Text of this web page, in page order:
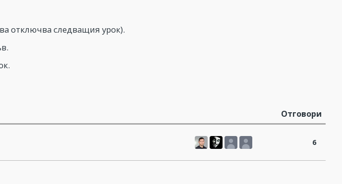
отключва следващия урок).
Отговори
6